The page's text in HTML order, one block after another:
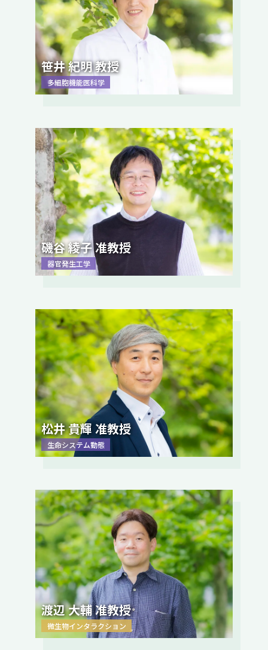
笹井 紀明 教授
多細胞機能医科学
磯谷 綾子 准教授
器官発生工学
松井 貴輝 准教授
生命システム動態
渡辺 大輔 准教授
微生物インタラクション